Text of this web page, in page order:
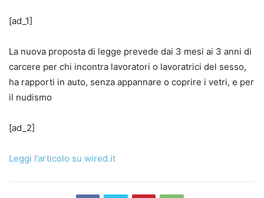
[ad_1]
La nuova proposta di legge prevede dai 3 mesi ai 3 anni di
carcere per chi incontra lavoratori o lavoratrici del sesso,
ha rapporti in auto, senza appannare o coprire i vetri, e per
il nudismo
[ad_2]
Leggi l’articolo su wired.it